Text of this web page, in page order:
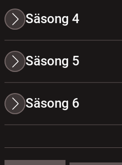
Säsong 4
Säsong 5
Säsong 6